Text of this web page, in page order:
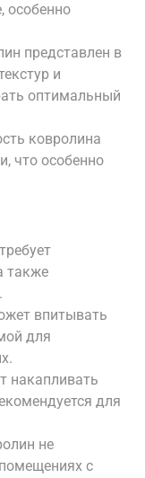
особенно
представлен в
и
оптимальный
ковролина
что особенно
также
впитывать
для
накапливать
для
не
с